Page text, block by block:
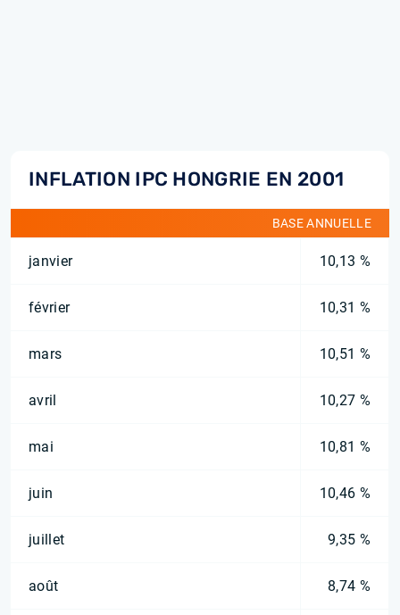
INFLATION IPC HONGRIE EN 2001
BASE ANNUELLE
janvier 10,13 %
février 10,31 %
mars 10,51 %
avril 10,27 %
mai 10,81 %
juin 10,46 %
juillet 9,35 %
août 8,74 %